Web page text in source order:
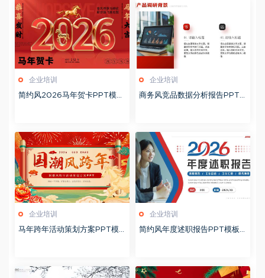
企业培训
简约风2026马年贺卡PPT模板
企业培训
商务风竞品数据分析报告PPT
企业培训
马年跨年活动策划方案PPT模
企业培训
简约风年度述职报告PPT模板2